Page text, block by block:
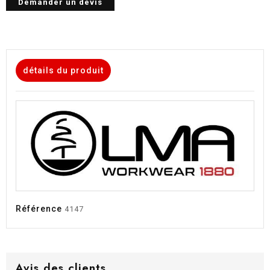
Demander un devis
détails du produit
Référence 4147